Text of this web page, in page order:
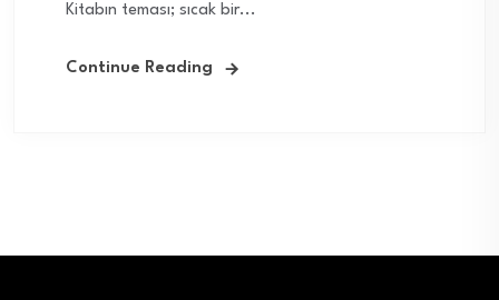
Kitabın teması; sıcak bir...
Continue Reading